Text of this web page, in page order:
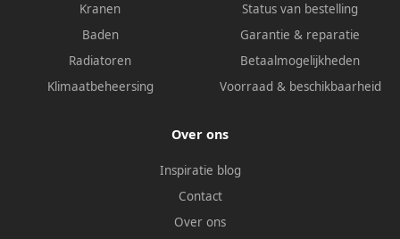
Kranen
Baden
Radiatoren
Klimaatbeheersing
Status van bestelling
Garantie & reparatie
Betaalmogelijkheden
Voorraad & beschikbaarheid
Over ons
Inspiratie blog
Contact
Over ons